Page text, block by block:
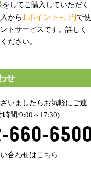
をしてご購入していただく
から1 ポイント=1 円 で使
トサービスです。詳しく
ださい。
せ
いましたらお気軽にご連
間/9:00～17:30)
合わせはこちら